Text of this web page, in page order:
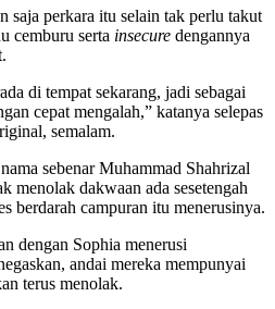
saja perkara itu selain tak perlu takut
cemburu serta insecure dengannya
di tempat sekarang, jadi sebagai
cepat mengalah,” katanya selepas
semalam.
sebenar Muhammad Shahrizal
menolak dakwaan ada sesetengah
berdarah campuran itu menerusinya.
dengan Sophia menerusi
andai mereka mempunyai
terus menolak.